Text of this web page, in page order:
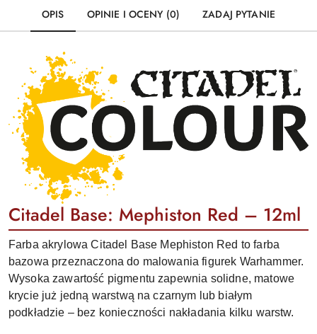
OPIS OPINIE I OCENY (0) ZADAJ PYTANIE
Citadel Base: Mephiston Red – 12ml
Farba akrylowa Citadel Base Mephiston Red to farba
bazowa przeznaczona do malowania figurek Warhammer.
Wysoka zawartość pigmentu zapewnia solidne, matowe
krycie już jedną warstwą na czarnym lub białym
podkładzie – bez konieczności nakładania kilku warstw.